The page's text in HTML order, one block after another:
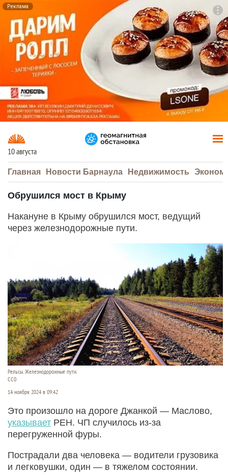
Реклама
10 августа
Главная Новости Барнаула Недвижимость
Обрушился мост в Крыму
Накануне в Крыму обрушился мост, ведущий
через железнодорожные пути.
Рельсы. Железнодорожные пути.
СС0
14 ноября 2024 в 09:42
Это произошло на дороге Джанкой — Маслово,
указывает РЕН. ЧП случилось из-за
перегруженной фуры.
Пострадали два человека — водители грузовика
и легковушки, один — в тяжелом состоянии.